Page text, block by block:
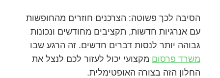
הסיבה לכך פשוטה: הצרכנים חוזרים מהחופשות
עם אנרגיות חדשות, תקציבים מחודשים ונכונות
גבוהה יותר לנסות דברים חדשים. זה הרגע שבו
משרד פרסום מקצועי יכול לעזור לכם לנצל את
החלון הזה בצורה האופטימלית.